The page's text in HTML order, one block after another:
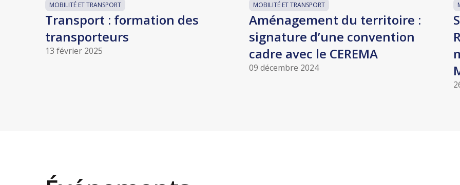
MOBILITÉ ET TRANSPORT
Transport : formation des
transporteurs
13 février 2025
MOBILITÉ ET TRANSPORT
Aménagement du territoire :
signature d’une convention
cadre avec le CEREMA
09 décembre 2024